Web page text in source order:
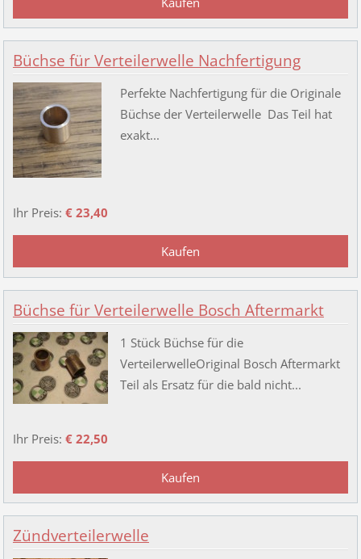
Büchse für Verteilerwelle Nachfertigung
Perfekte Nachfertigung für die Originale
Büchse der Verteilerwelle Das Teil hat
exakt...
Ihr Preis: € 23,40
Büchse für Verteilerwelle Bosch Aftermarkt
1 Stück Büchse für die
VerteilerwelleOriginal Bosch Aftermarkt
Teil als Ersatz für die bald nicht...
Ihr Preis: € 22,50
Zündverteilerwelle